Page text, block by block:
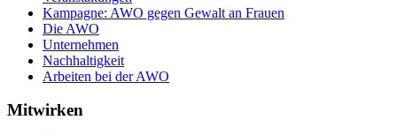
Kampagne: AWO gegen Gewalt an Frauen
Die AWO
Unternehmen
Nachhaltigkeit
Arbeiten bei der AWO
Mitwirken